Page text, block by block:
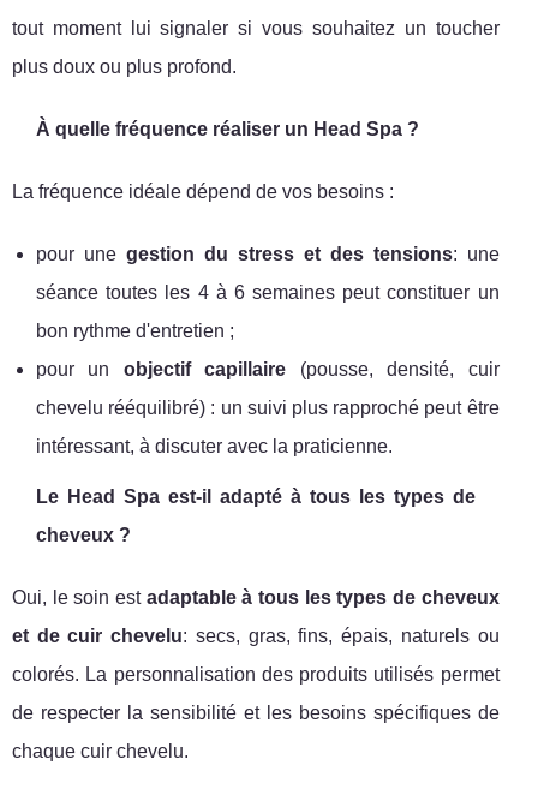
tout moment lui signaler si vous souhaitez un toucher
plus doux ou plus profond.
À quelle fréquence réaliser un Head Spa ?
La fréquence idéale dépend de vos besoins :
pour une gestion du stress et des tensions: une
séance toutes les 4 à 6 semaines peut constituer un
bon rythme d'entretien ;
pour un objectif capillaire (pousse, densité, cuir
chevelu rééquilibré) : un suivi plus rapproché peut être
intéressant, à discuter avec la praticienne.
Le Head Spa est-il adapté à tous les types de
cheveux ?
Oui, le soin est adaptable à tous les types de cheveux
et de cuir chevelu: secs, gras, fins, épais, naturels ou
colorés. La personnalisation des produits utilisés permet
de respecter la sensibilité et les besoins spécifiques de
chaque cuir chevelu.